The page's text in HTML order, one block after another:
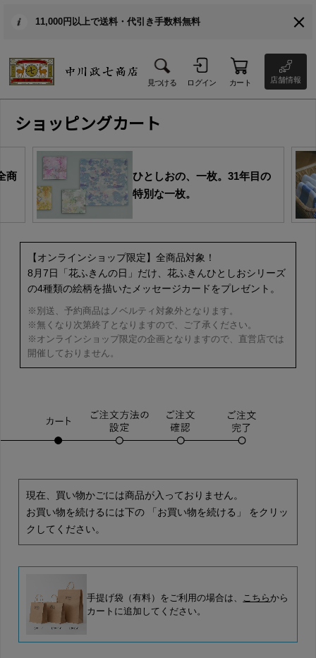
11,000円以上で送料・代引き手数料無料
見つける ログイン カート 店舗情報
ショッピングカート
商
ひとしおの、一枚。31年目の
特別な一枚。
【オンラインショップ限定】全商品対象！
8月7日「花ふきんの日」だけ、花ふきんひとしおシリーズ
の4種類の絵柄を描いたメッセージカードをプレゼント。
※別送、予約商品はノベルティ対象外となります。
※無くなり次第終了となりますので、ご了承ください。
※オンラインショップ限定の企画となりますので、直営店では
開催しておりません。
現在、買い物かごには商品が入っておりません。
お買い物を続けるには下の 「お買い物を続ける」 をクリッ
クしてください。
手提げ袋（有料）をご利用の場合は、 こちらから
カートに追加してください。